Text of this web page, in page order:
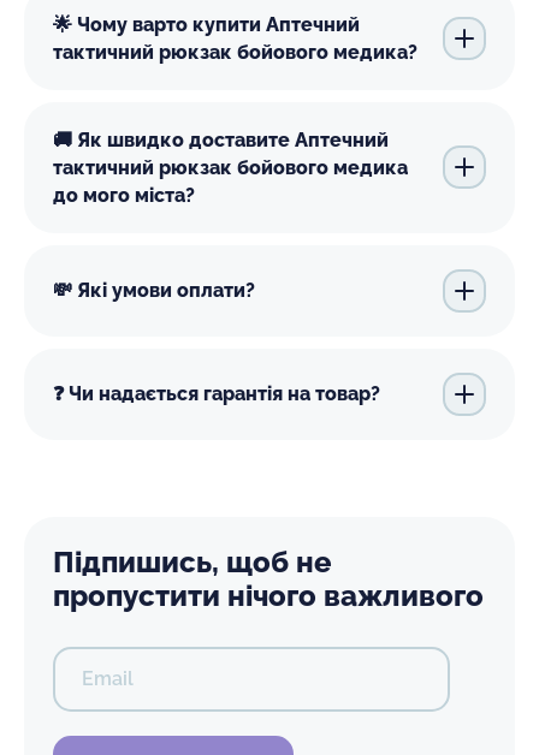
🌟 Чому варто купити Аптечний
тактичний рюкзак бойового медика?
🚚 Як швидко доставите Аптечний
тактичний рюкзак бойового медика
до мого міста?
💸 Які умови оплати?
❓ Чи надається гарантія на товар?
Підпишись, щоб не
пропустити нічого важливого
Email